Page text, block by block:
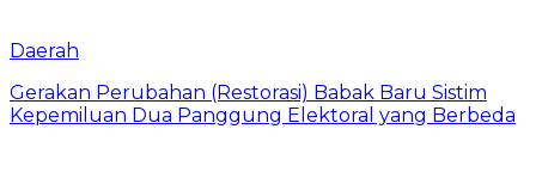
Daerah
Gerakan Perubahan (Restorasi) Babak Baru Sistim
Kepemiluan Dua Panggung Elektoral yang Berbeda